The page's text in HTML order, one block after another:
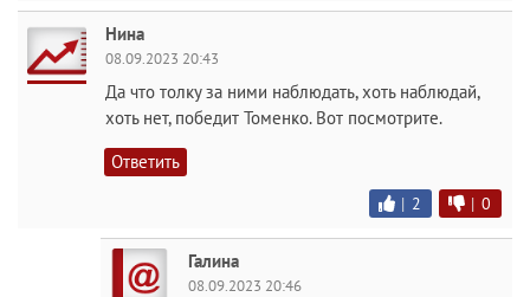
Нина
08.09.2023 20:43
Да что толку за ними наблюдать, хоть наблюдай,
хоть нет, победит Томенко. Вот посмотрите.
Ответить
| 2 | 0
Галина
08.09.2023 20:46